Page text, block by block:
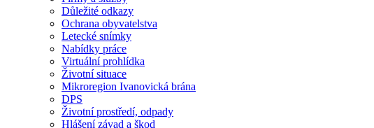
Důležité odkazy
Ochrana obyvatelstva
Letecké snímky
Nabídky práce
Virtuální prohlídka
Životní situace
Mikroregion Ivanovická brána
DPS
Životní prostředí, odpady
Hlášení závad a škod